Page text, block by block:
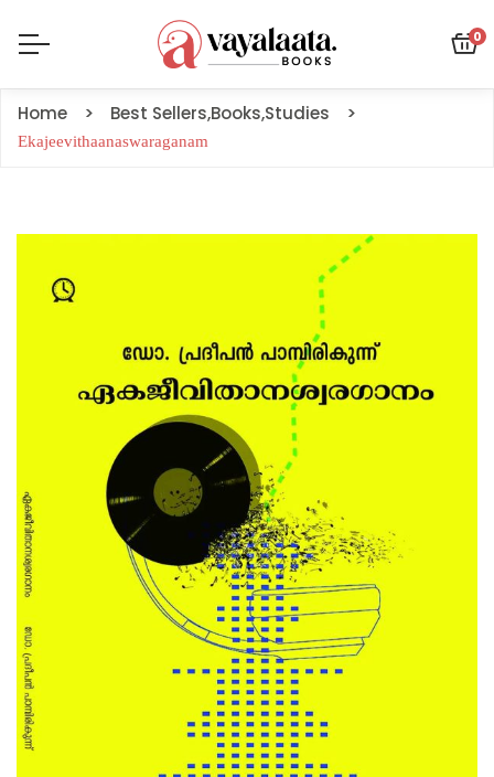
0
Home Best Sellers,Books,Studies
Ekajeevithaanaswaraganam